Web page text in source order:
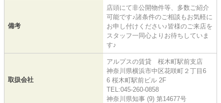
備考
店頭にて非公開物件等、多数ご紹介
可能です♪諸条件のご相談もお気軽に
お申し付けください♪皆様のご来店を
スタッフ一同心よりお待ちしていま
す♪
取扱会社
アルプスの賃貸 桜木町駅前支店
神奈川県横浜市中区花咲町２丁目6
6 桜木町駅前ビル 2F
TEL:045-260-0858
神奈川県知事 (9) 第14677号